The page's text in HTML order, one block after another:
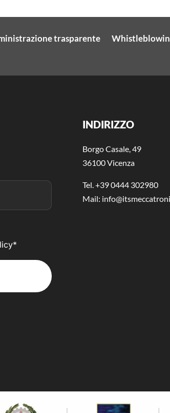
trasparente
INDIRIZZO
Borgo Casale, 49
36100 Vicenza
Tel. +39 0444 302980
Mail: